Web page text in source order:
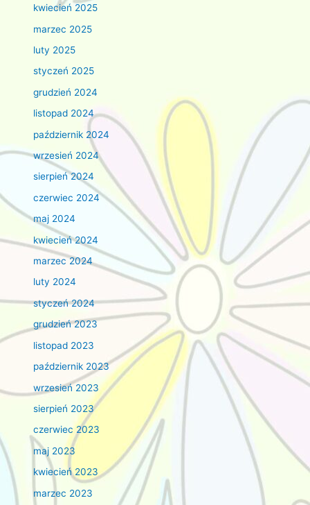
kwiecień 2025
marzec 2025
luty 2025
styczeń 2025
grudzień 2024
listopad 2024
październik 2024
wrzesień 2024
sierpień 2024
czerwiec 2024
maj 2024
kwiecień 2024
marzec 2024
luty 2024
styczeń 2024
grudzień 2023
listopad 2023
październik 2023
wrzesień 2023
sierpień 2023
czerwiec 2023
maj 2023
kwiecień 2023
marzec 2023